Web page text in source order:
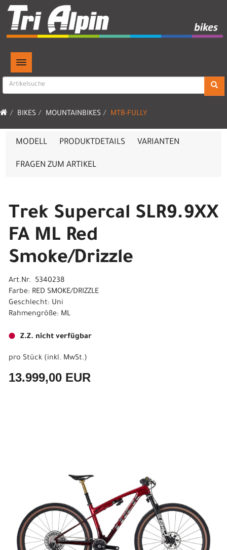
TOGGLE NAVIGATION
BIKES MOUNTAINBIKES MTB-FULLY
MODELL PRODUKTDETAILS VARIANTEN
FRAGEN ZUM ARTIKEL
Trek Supercal SLR9.9XX
FA ML Red
Smoke/Drizzle
Art.Nr. 5340238
Farbe: RED SMOKE/DRIZZLE
Geschlecht: Uni
Rahmengröße: ML
Z.Z. nicht verfügbar
pro Stück (inkl. MwSt.)
13.999,00 EUR